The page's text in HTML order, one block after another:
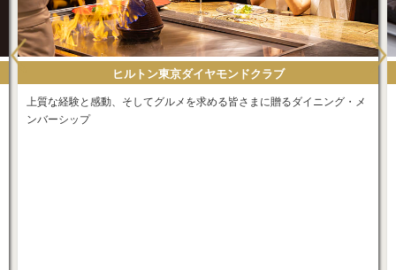
ヒルトン東京オンラインショップ
ヒルトン東京がお届けする厳選された品々。ご贈答用にもご自宅にもご
利用いただけます。